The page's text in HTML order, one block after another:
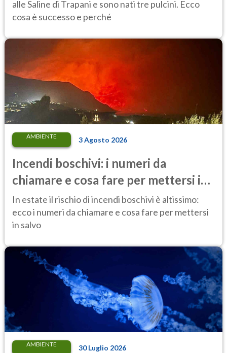
alle Saline di Trapani e sono nati tre pulcini. Ecco
cosa è successo e perché
AMBIENTE 3 Agosto 2026
Incendi boschivi: i numeri da
chiamare e cosa fare per mettersi in
salvo
In estate il rischio di incendi boschivi è altissimo:
ecco i numeri da chiamare e cosa fare per mettersi
in salvo
AMBIENTE 30 Luglio 2026